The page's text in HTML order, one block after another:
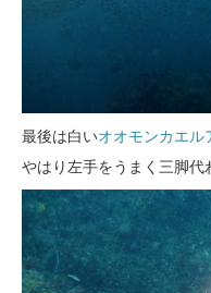
最後は白いオオモンカエル
やはり左手をうまく三脚